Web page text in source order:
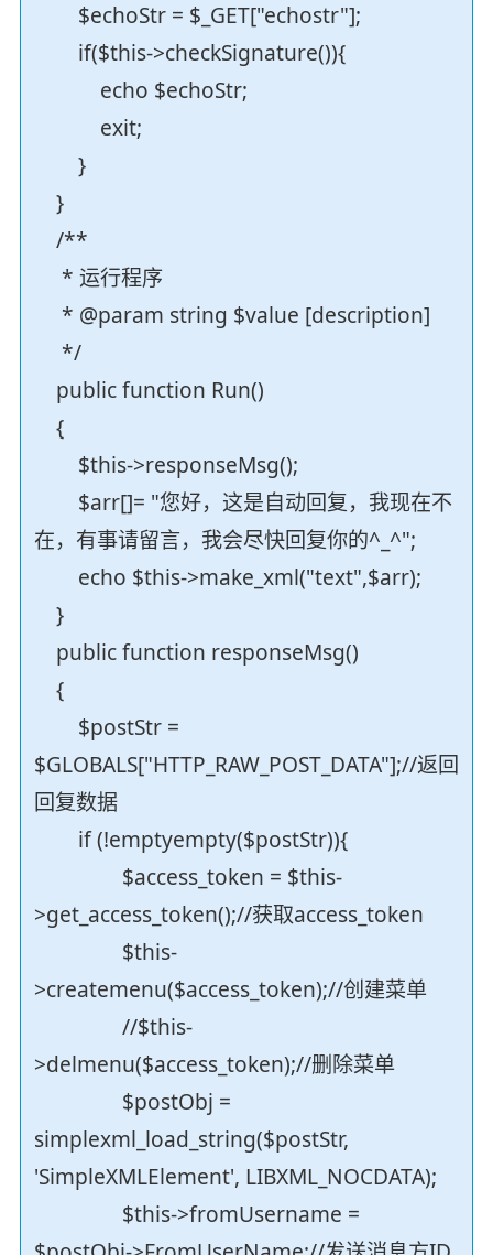
$echoStr = $_GET["echostr"];
if($this->checkSignature()){
echo $echoStr;
exit;
}
}
/**
* 运行程序
* @param string $value [description]
*/
public function Run()
{
$this->responseMsg();
$arr[]= "您好，这是自动回复，我现在不
在，有事请留言，我会尽快回复你的^_^";
echo $this->make_xml("text",$arr);
}
public function responseMsg()
{
$postStr =
$GLOBALS["HTTP_RAW_POST_DATA"];//返回
回复数据
if (!emptyempty($postStr)){
$access_token = $this-
>get_access_token();//获取access_token
$this-
>createmenu($access_token);//创建菜单
//$this-
>delmenu($access_token);//删除菜单
$postObj =
simplexml_load_string($postStr,
'SimpleXMLElement', LIBXML_NOCDATA);
$this->fromUsername =